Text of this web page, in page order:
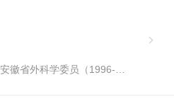
省科技进步三等奖，中国优生
。对儿科疑难危......
徽省外科学委员（1996-